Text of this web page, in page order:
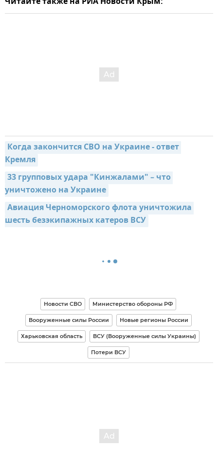
Когда закончится СВО на Украине - ответ
Кремля
33 групповых удара "Кинжалами" – что
уничтожено на Украине
Авиация Черноморского флота уничтожила
шесть безэкипажных катеров ВСУ
Новости СВО Министерство обороны РФ
Вооруженные силы России Новые регионы России
Харьковская область ВСУ (Вооруженные силы Украины)
Потери ВСУ